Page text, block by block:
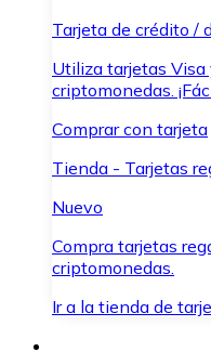
Tarjeta de crédito /
Utiliza tarjetas Visa
criptomonedas.
Comprar con tarjeta
Tienda - Tarjetas
Nuevo
Compra tarjetas
criptomonedas.
Ir a la tienda de